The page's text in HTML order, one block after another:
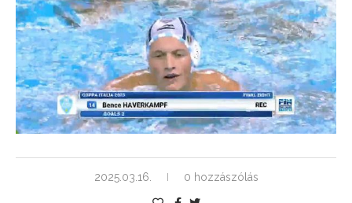
2025.03.16. 0 hozzászólás